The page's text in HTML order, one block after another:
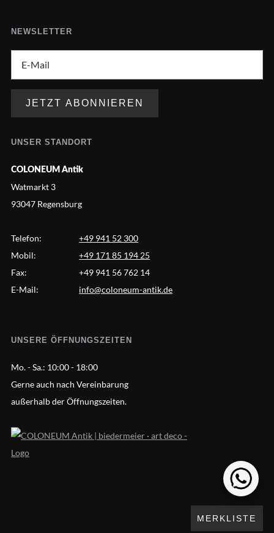
NEWSLETTER
UNSER STANDORT
COLONEUM Antik
Watmarkt 3
93047 Regensburg
Telefon:
+49 941 52 300
Mobil:
+49 171 85 194 25
Fax:
+49 941 56 762 14
E-Mail:
info@coloneum-antik.de
UNSERE ÖFFNUNGSZEITEN
Mo. - Sa.: 10:00 - 18:00
Gerne auch nach Vereinbarung
außerhalb der Öffnungszeiten.
MERKLISTE